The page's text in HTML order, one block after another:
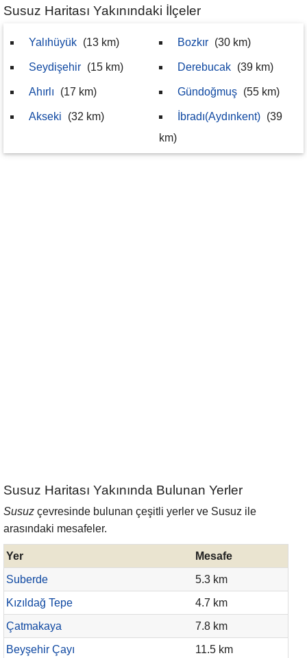
Susuz Haritası Yakınındaki İlçeler
Yalıhüyük (13 km)
Seydişehir (15 km)
Ahırlı (17 km)
Akseki (32 km)
Bozkır (30 km)
Derebucak (39 km)
Gündoğmuş (55 km)
İbradı(Aydınkent) (39
km)
Susuz Haritası Yakınında Bulunan Yerler
Susuz çevresinde bulunan çeşitli yerler ve Susuz ile
arasındaki mesafeler.
Yer
Mesafe
Suberde
5.3 km
Kızıldağ Tepe
4.7 km
Çatmakaya
7.8 km
Beyşehir Çayı
11.5 km